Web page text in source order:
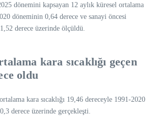
dönemini kapsayan 12 aylık küresel ortalama
döneminin 0,64 derece ve sanayi öncesi
derece üzerinde ölçüldü.
kara sıcaklığı geçen
oldu
kara sıcaklığı 19,46 dereceyle 1991-2020
derece üzerinde gerçekleşti.